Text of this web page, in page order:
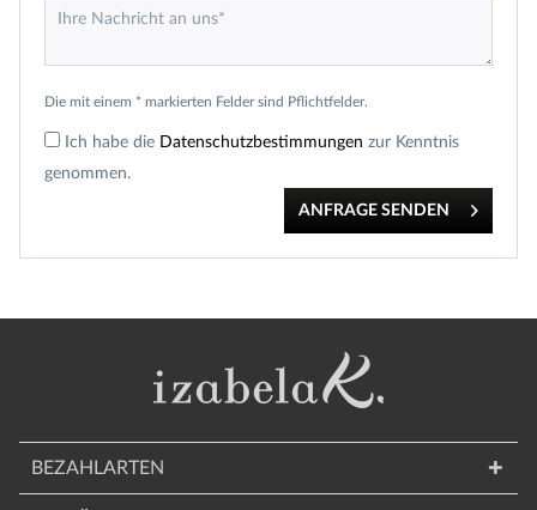
Die mit einem * markierten Felder sind Pflichtfelder.
Ich habe die Datenschutzbestimmungen zur Kenntnis
genommen.
ANFRAGE SENDEN
BEZAHLARTEN